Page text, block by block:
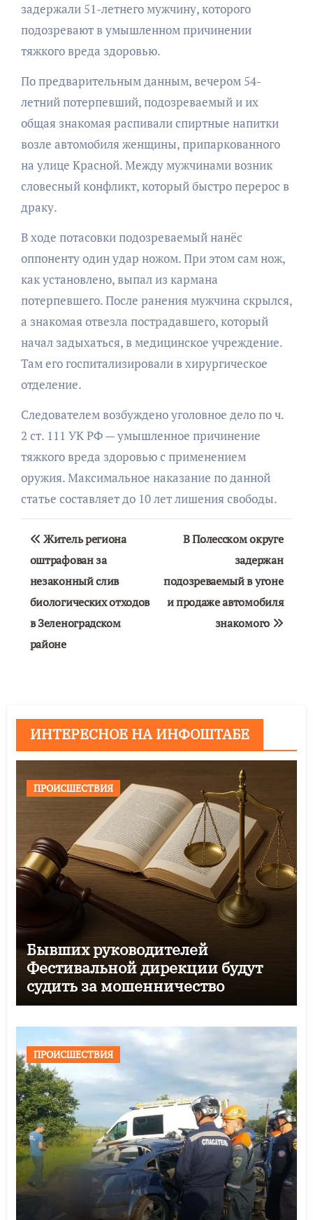
задержали 51-летнего мужчину, которого
подозревают в умышленном причинении
тяжкого вреда здоровью.
По предварительным данным, вечером 54-
летний потерпевший, подозреваемый и их
общая знакомая распивали спиртные напитки
возле автомобиля женщины, припаркованного
на улице Красной. Между мужчинами возник
словесный конфликт, который быстро перерос в
драку.
В ходе потасовки подозреваемый нанёс
оппоненту один удар ножом. При этом сам нож,
как установлено, выпал из кармана
потерпевшего. После ранения мужчина скрылся,
а знакомая отвезла пострадавшего, который
начал задыхаться, в медицинское учреждение.
Там его госпитализировали в хирургическое
отделение.
Следователем возбуждено уголовное дело по ч.
2 ст. 111 УК РФ — умышленное причинение
тяжкого вреда здоровью с применением
оружия. Максимальное наказание по данной
статье составляет до 10 лет лишения свободы.
Навигация
по
записям
Житель региона
оштрафован за
незаконный слив
биологических отходов
в Зеленоградском
районе
В Полесском округе
задержан
подозреваемый в угоне
и продаже автомобиля
знакомого
ИНТЕРЕСНОЕ НА ИНФОШТАБЕ
ПРОИСШЕСТВИЯ
Бывших руководителей
Фестивальной дирекции будут
судить за мошенничество
ПРОИСШЕСТВИЯ